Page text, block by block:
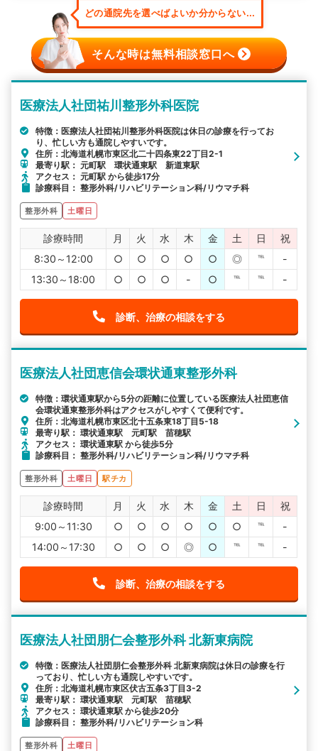
どの通院先を選べばよいか分からない...
そんな時は無料相談窓口へ
医療法人社団祐川整形外科医院
特徴：医療法人社団祐川整形外科医院は休日の診療を行ってお
り、忙しい方も通院しやすいです。
住所：北海道札幌市東区北二十四条東22丁目2-1
最寄り駅： 元町駅 環状通東駅 新道東駅
アクセス： 元町駅 から徒歩17分
診療科目： 整形外科/リハビリテーション科/リウマチ科
整形外科 土曜日
診療時間 月 火 水 木 金 土 日
祝
8:30～12:00
○ ○ ○ ○ ○ ◎ ℡
-
13:30～18:00
○ ○ ○ - ○ ℡ ℡ -
診断、治療の相談をする
医療法人社団恵信会環状通東整形外科
特徴：環状通東駅から5分の距離に位置している医療法人社団恵信
会環状通東整形外科はアクセスがしやすくて便利です。
住所：北海道札幌市東区北十五条東18丁目5-18
最寄り駅： 環状通東駅 元町駅 苗穂駅
アクセス： 環状通東駅 から徒歩5分
診療科目： 整形外科/リハビリテーション科/リウマチ科
整形外科 土曜日 駅チカ
診療時間 月 火 水 木 金 土 日
祝
9:00～11:30
○ ○ ○ ○ ○ ○ ℡
-
14:00～17:30
○ ○ ○ ◎ ○ ℡ ℡ -
診断、治療の相談をする
医療法人社団朋仁会整形外科 北新東病院
特徴：医療法人社団朋仁会整形外科 北新東病院は休日の診療を行
っており、忙しい方も通院しやすいです。
住所：北海道札幌市東区伏古五条3丁目3-2
最寄り駅： 環状通東駅 元町駅 苗穂駅
アクセス： 環状通東駅 から徒歩20分
診療科目： 整形外科/リハビリテーション科
整形外科 土曜日